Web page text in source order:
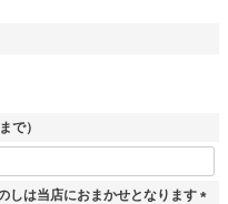
で）
しは当店におまかせとなります